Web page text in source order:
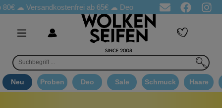
Versandkostenfrei ab 65€☁ Deo Proben in jeder Bestellung
Neu Proben Deo Sale Schmuck Haare